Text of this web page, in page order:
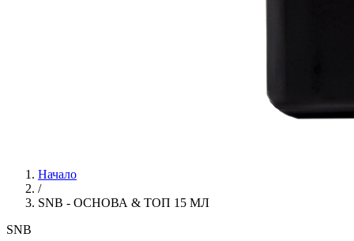
Начало
/
SNB - ОСНОВА & ТОП 15 МЛ
SNB